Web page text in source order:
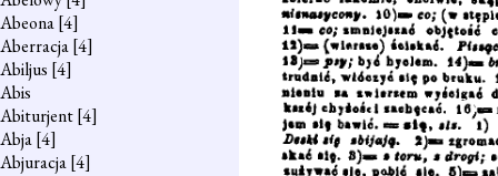
Abeona[4]
Aberracja[4]
Abiljus [4]
Abis
Abiturjent[4]
Abja[4]
Abjuracja[4]